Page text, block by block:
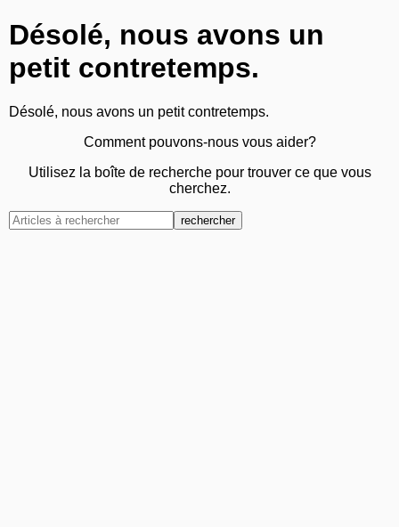
Désolé, nous avons un
petit contretemps.
Désolé, nous avons un petit contretemps.
Comment pouvons-nous vous aider?
Utilisez la boîte de recherche pour trouver ce que vous
cherchez.
rechercher